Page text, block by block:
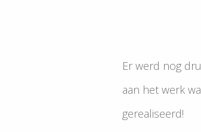
Er werd nog
aan het werk
gerealiseerd!